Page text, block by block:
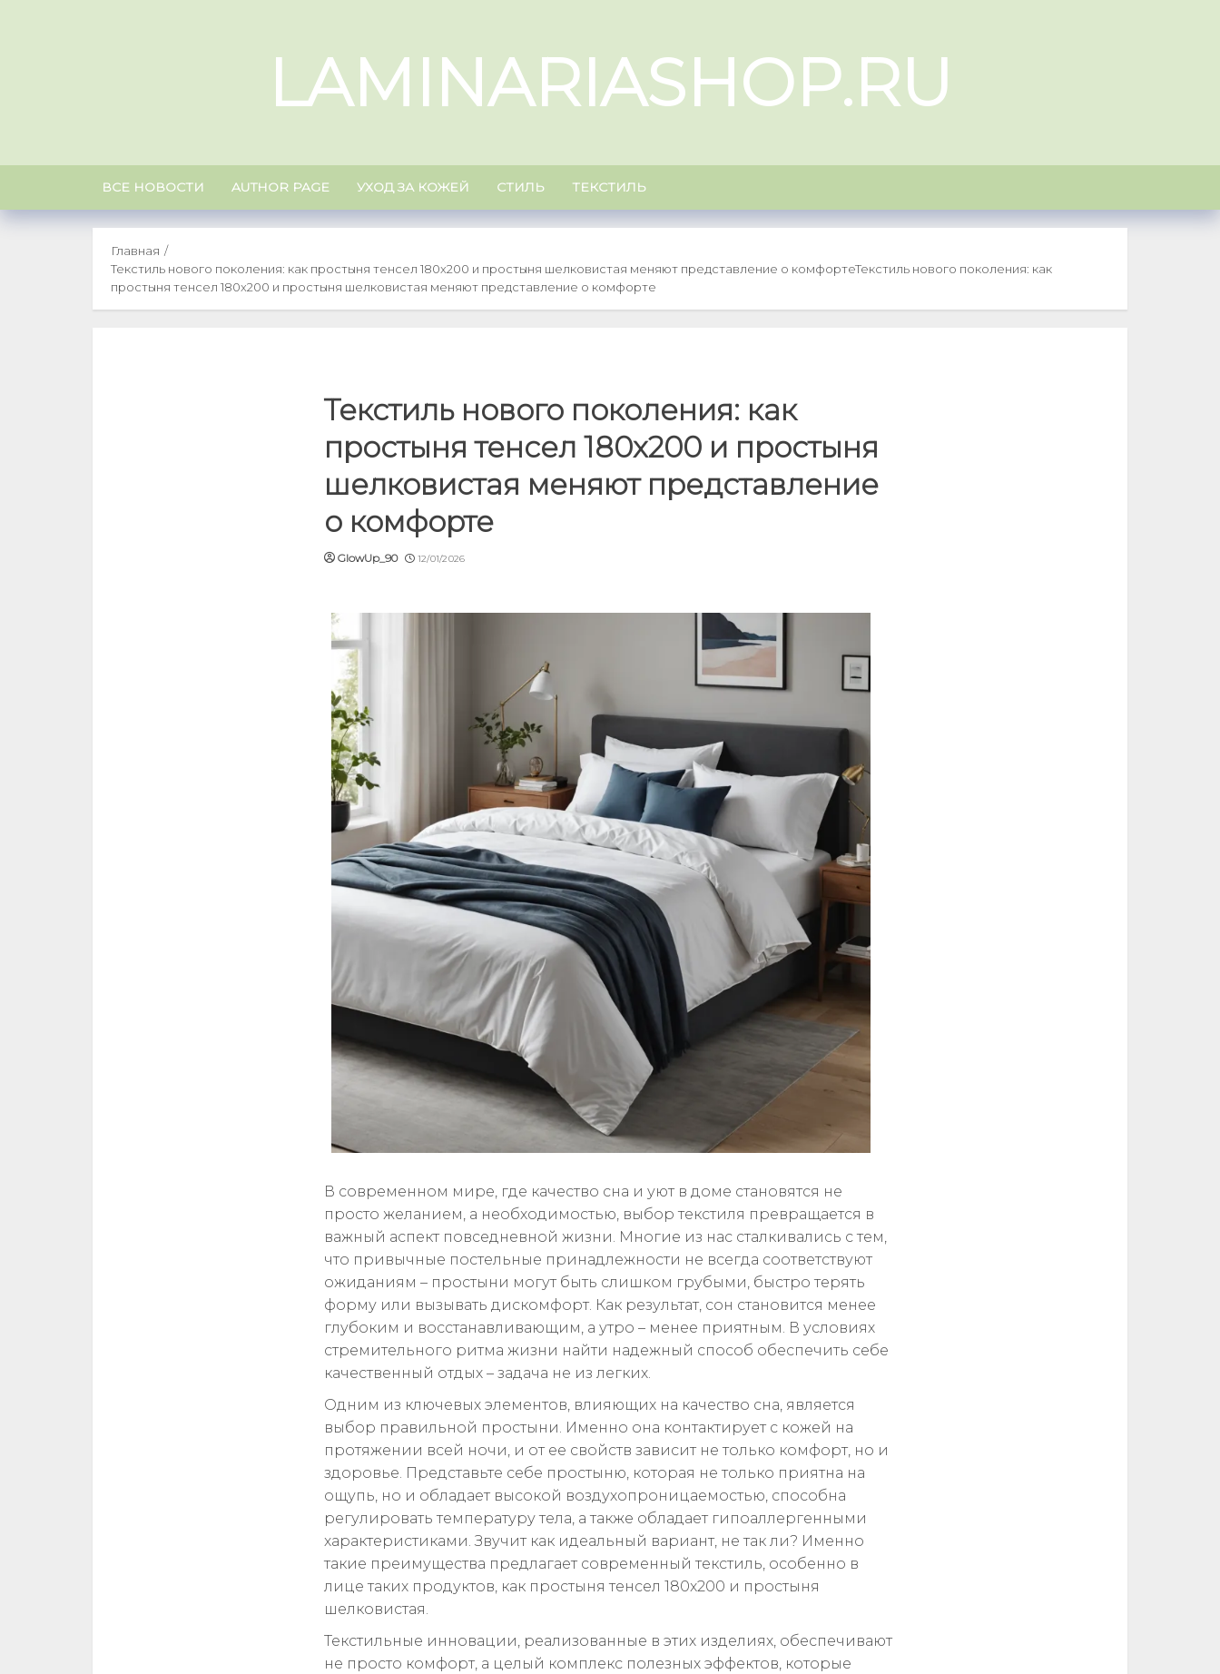
LAMINARIASHOP.RU
ВСЕ НОВОСТИ AUTHOR PAGE УХОД ЗА КОЖЕЙ СТИЛЬ ТЕКСТИЛЬ
Главная
Текстиль нового поколения: как простыня тенсел 180x200 и простыня шелковистая меняют представление о комфортеТекстиль нового поколения: как
простыня тенсел 180x200 и простыня шелковистая меняют представление о комфорте
Текстиль нового поколения: как
простыня тенсел 180x200 и простыня
шелковистая меняют представление
о комфорте
GlowUp_90 12/01/2026
В современном мире, где качество сна и уют в доме становятся не
просто желанием, а необходимостью, выбор текстиля превращается в
важный аспект повседневной жизни. Многие из нас сталкивались с тем,
что привычные постельные принадлежности не всегда соответствуют
ожиданиям – простыни могут быть слишком грубыми, быстро терять
форму или вызывать дискомфорт. Как результат, сон становится менее
глубоким и восстанавливающим, а утро – менее приятным. В условиях
стремительного ритма жизни найти надежный способ обеспечить себе
качественный отдых – задача не из легких.
Одним из ключевых элементов, влияющих на качество сна, является
выбор правильной простыни. Именно она контактирует с кожей на
протяжении всей ночи, и от ее свойств зависит не только комфорт, но и
здоровье. Представьте себе простыню, которая не только приятна на
ощупь, но и обладает высокой воздухопроницаемостью, способна
регулировать температуру тела, а также обладает гипоаллергенными
характеристиками. Звучит как идеальный вариант, не так ли? Именно
такие преимущества предлагает современный текстиль, особенно в
лице таких продуктов, как простыня тенсел 180x200 и простыня
шелковистая.
Текстильные инновации, реализованные в этих изделиях, обеспечивают
не просто комфорт, а целый комплекс полезных эффектов, которые